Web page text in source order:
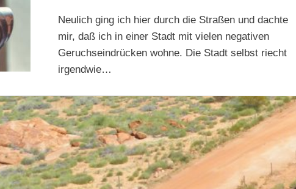
Neulich ging ich hier durch die Straßen und dachte
mir, daß ich in einer Stadt mit vielen negativen
Geruchseindrücken wohne. Die Stadt selbst riecht
irgendwie…